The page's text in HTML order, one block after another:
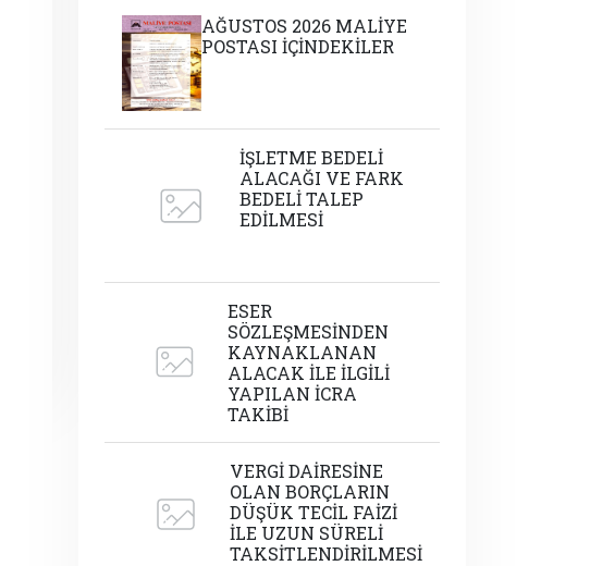
AĞUSTOS 2026 MALİYE
POSTASI İÇİNDEKİLER
İŞLETME BEDELİ
ALACAĞI VE FARK
BEDELİ TALEP
EDİLMESİ
ESER
SÖZLEŞMESİNDEN
KAYNAKLANAN
ALACAK İLE İLGİLİ
YAPILAN İCRA
TAKİBİ
VERGİ DAİRESİNE
OLAN BORÇLARIN
DÜŞÜK TECİL FAİZİ
İLE UZUN SÜRELİ
TAKSİTLENDİRİLMESİ